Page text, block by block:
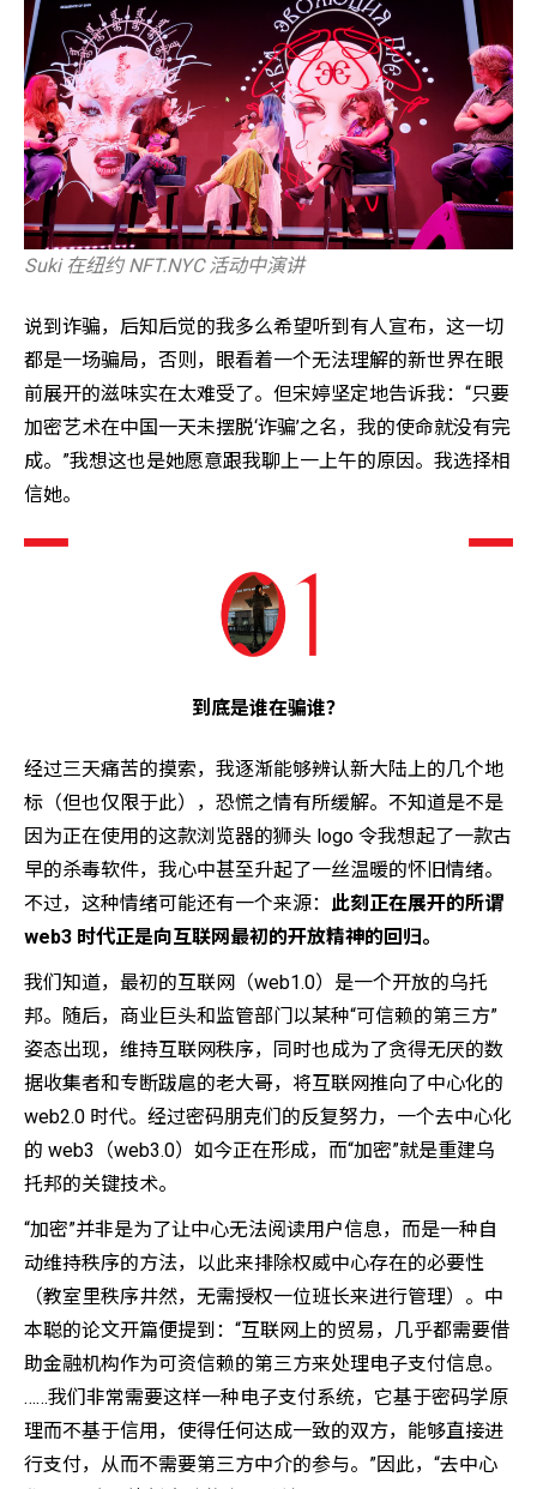
Suki 在纽约 NFT.NYC 活动中演讲
说到诈骗，后知后觉的我多么希望听到有人宣布，这一切
都是一场骗局，否则，眼看着一个无法理解的新世界在眼
前展开的滋味实在太难受了。但宋婷坚定地告诉我：“只要
加密艺术在中国一天未摆脱‘诈骗’之名，我的使命就没有完
成。”我想这也是她愿意跟我聊上一上午的原因。我选择相
信她。
到底是谁在骗谁？
经过三天痛苦的摸索，我逐渐能够辨认新大陆上的几个地
标（但也仅限于此），恐慌之情有所缓解。不知道是不是
因为正在使用的这款浏览器的狮头 logo 令我想起了一款古
早的杀毒软件，我心中甚至升起了一丝温暖的怀旧情绪。
不过，这种情绪可能还有一个来源： 此刻正在展开的所谓
web3 时代正是向互联网最初的开放精神的回归。
我们知道，最初的互联网（web1.0）是一个开放的乌托
邦。随后，商业巨头和监管部门以某种“可信赖的第三方”
姿态出现，维持互联网秩序，同时也成为了贪得无厌的数
据收集者和专断跋扈的老大哥，将互联网推向了中心化的
web2.0 时代。经过密码朋克们的反复努力，一个去中心化
的 web3（web3.0）如今正在形成，而“加密”就是重建乌
托邦的关键技术。
“加密”并非是为了让中心无法阅读用户信息，而是一种自
动维持秩序的方法，以此来排除权威中心存在的必要性
（教室里秩序井然，无需授权一位班长来进行管理）。中
本聪的论文开篇便提到：“互联网上的贸易，几乎都需要借
助金融机构作为可资信赖的第三方来处理电子支付信息。
……我们非常需要这样一种电子支付系统，它基于密码学原
理而不基于信用，使得任何达成一致的双方，能够直接进
行支付，从而不需要第三方中介的参与。”因此，“去中心